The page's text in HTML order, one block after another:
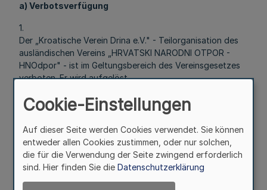
a) Verbotsverfügung
1.
Der „Kroatische Verein Drina e.V." - Teilorganisation des
ausländischen Vereins „HRVATSKI NARODNI OTPOR -
HNOdpor" - ist im Geltungsbereich des Vereinsgesetzes
verboten. Er wird aufgelöst.
2.
Das Vermögen des „Kroatischen Vereins Drina e.V." wird
beschlagnahmt und eingezogen.
3.
Die sofortige Vollziehung dieser Verfügung wird
angeordnet; dies gilt nicht für die Einziehung des
Vermögens.
Cookie-Einstellungen
Auf dieser Seite werden Cookies verwendet. Sie können
entweder allen Cookies zustimmen, oder nur solchen,
die für die Verwendung der Seite zwingend erforderlich
sind. Hier finden Sie die Datenschutzerklärung